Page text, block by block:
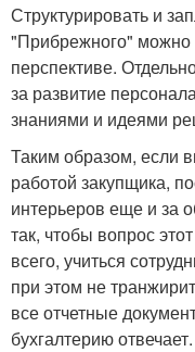
Структурировать и
"Прибрежного" можно
перспективе.
за развитие
знаниями и идеями
Таким образом, если
работой закупщика,
интерьеров еще и за
так, чтобы вопрос
всего, учиться
при этом не
все отчетные
бухгалтерию